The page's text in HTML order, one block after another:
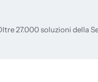
27.000 soluzioni della